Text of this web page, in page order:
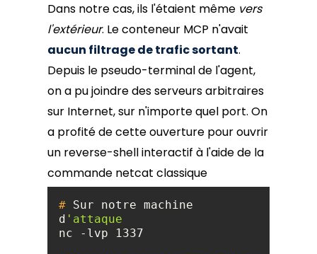
Dans notre cas, ils l'étaient même vers
l'extérieur. Le conteneur MCP n'avait
aucun filtrage de trafic sortant.
Depuis le pseudo-terminal de l'agent,
on a pu joindre des serveurs arbitraires
sur Internet, sur n'importe quel port. On
a profité de cette ouverture pour ouvrir
un reverse-shell interactif à l'aide de la
commande netcat classique
# Sur notre machine
d 'attaque